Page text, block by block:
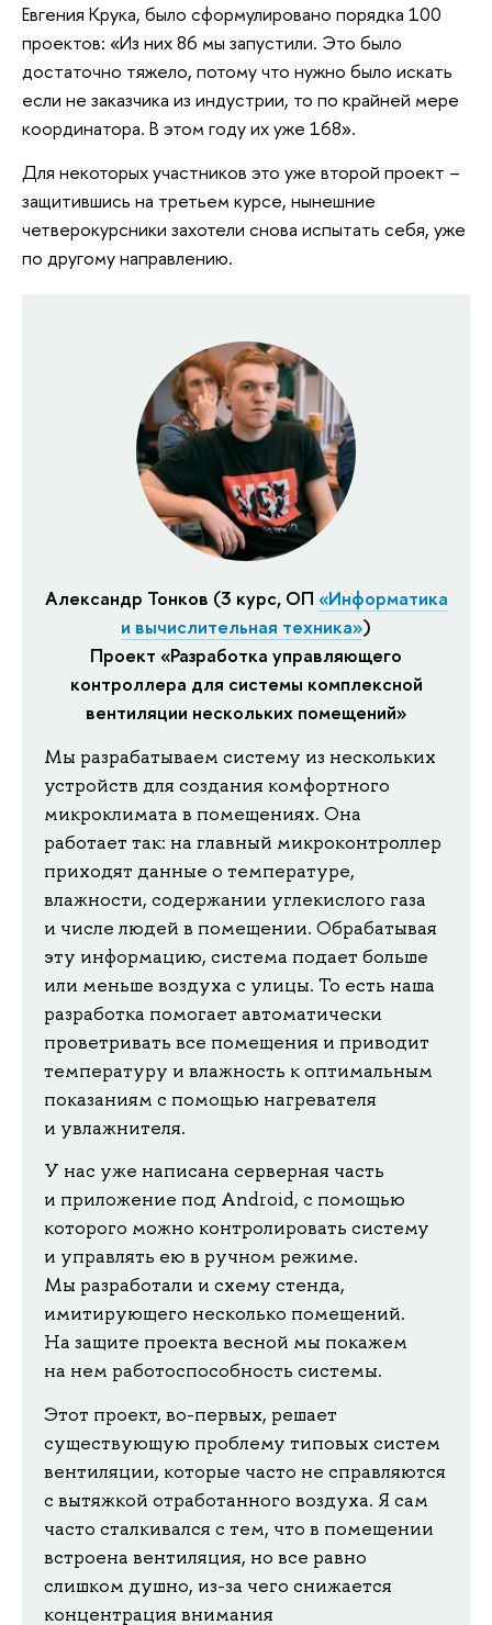
Евгения Крука, было сформулировано порядка 100
проектов: «Из них 86 мы запустили. Это было
достаточно тяжело, потому что нужно было искать
если не заказчика из индустрии, то по крайней мере
координатора. В этом году их уже 168».
Для некоторых участников это уже второй проект –
защитившись на третьем курсе, нынешние
четверокурсники захотели снова испытать себя, уже
по другому направлению.
Александр Тонков (3 курс, ОП «Информатика
и вычислительная техника»)
Проект «Разработка управляющего
контроллера для системы комплексной
вентиляции нескольких помещений»
Мы разрабатываем систему из нескольких
устройств для создания комфортного
микроклимата в помещениях. Она
работает так: на главный микроконтроллер
приходят данные о температуре,
влажности, содержании углекислого газа
и числе людей в помещении. Обрабатывая
эту информацию, система подает больше
или меньше воздуха с улицы. То есть наша
разработка помогает автоматически
проветривать все помещения и приводит
температуру и влажность к оптимальным
показаниям с помощью нагревателя
и увлажнителя.
У нас уже написана серверная часть
и приложение под Android, с помощью
которого можно контролировать систему
и управлять ею в ручном режиме.
Мы разработали и схему стенда,
имитирующего несколько помещений.
На защите проекта весной мы покажем
на нем работоспособность системы.
Этот проект, во-первых, решает
существующую проблему типовых систем
вентиляции, которые часто не справляются
с вытяжкой отработанного воздуха. Я сам
часто сталкивался с тем, что в помещении
встроена вентиляция, но все равно
слишком душно, из-за чего снижается
концентрация внимания